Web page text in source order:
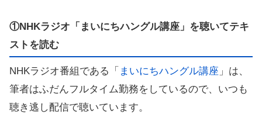
①NHKラジオ「まいにちハングル講座」を聴いてテキ
ストを読む
NHKラジオ番組である「 まいにちハングル講座 」は、
筆者はふだんフルタイム勤務をしているので、いつも
聴き逃し配信で聴いています。